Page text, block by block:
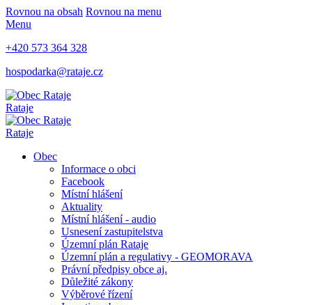
Rovnou na obsah Rovnou na menu
Menu
+420 573 364 328
hospodarka@rataje.cz
Rataje
Rataje
Obec
Informace o obci
Facebook
Místní hlášení
Aktuality
Místní hlášení - audio
Usnesení zastupitelstva
Územní plán Rataje
Územní plán a regulativy - GEOMORAVA
Právní předpisy obce aj.
Důležité zákony
Výběrové řízení